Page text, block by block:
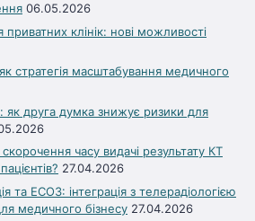
06.05.2026
клінік: нові можливості
стратегія масштабування медичного
як друга думка знижує ризики для
часу видачі результату КТ
27.04.2026
та ЕСОЗ: інтеграція з телерадіологією
медичного бізнесу 27.04.2026